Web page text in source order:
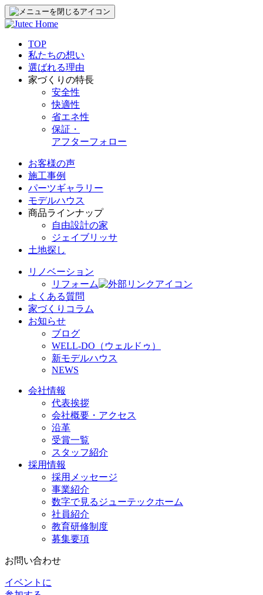
TOP
私たちの想い
選ばれる理由
家づくりの特長
安全性
快適性
省エネ性
保証・
アフターフォロー
お客様の声
施工事例
パーツギャラリー
モデルハウス
商品ラインナップ
自由設計の家
ジェイブリッサ
土地探し
リノベーション
リフォーム
よくある質問
家づくりコラム
お知らせ
ブログ
WELL-DO（ウェルドゥ）
新モデルハウス
NEWS
会社情報
代表挨拶
会社概要・アクセス
沿革
受賞一覧
スタッフ紹介
採用情報
採用メッセージ
事業紹介
数字で見るジューテックホーム
社員紹介
教育研修制度
募集要項
お問い合わせ
イベントに